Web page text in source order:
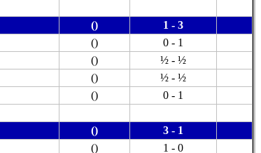
()
1 - 3
()
0 - 1
()
½ - ½
()
½ - ½
() 0 - 1
()
3 - 1
()
1 - 0